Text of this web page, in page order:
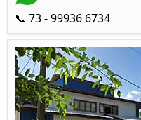
📞 73 - 99936 6734